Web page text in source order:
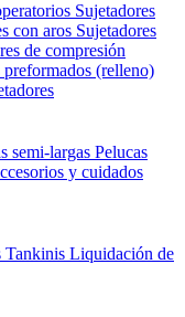
Sujetadores
con aros Sujetadores
de compresión
preformados (relleno)
semi-largas Pelucas
y cuidados
Tankinis Liquidación de